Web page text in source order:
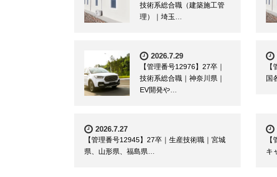
技術系総合職（建築施工管
理）｜埼玉…
2026.7.29
【管理番号12976】27卒｜
技術系総合職｜神奈川県｜
EV開発や…
国
2026.7.27
【管理番号12945】27卒｜生産技術職｜宮城
県、山形県、福島県…
キ